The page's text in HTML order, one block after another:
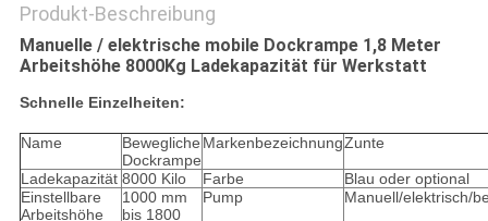
Produkt-Beschreibung
Manuelle / elektrische mobile Dockrampe 1,8 Meter
Arbeitshöhe 8000Kg Ladekapazität für Werkstatt
Schnelle Einzelheiten:
Name
Bewegliche
Dockrampe
MarkenbezeichnungZunte
Ladekapazität 8000 Kilo Farbe
Blau oder optional
Einstellbare
Arbeitshöhe
1000 mm
bis 1800
Pump Manuell/elektrisch/